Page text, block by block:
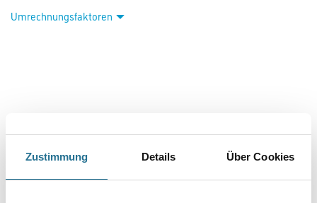
Zustimmung Details Über Cookies
Umrechnungsfaktoren